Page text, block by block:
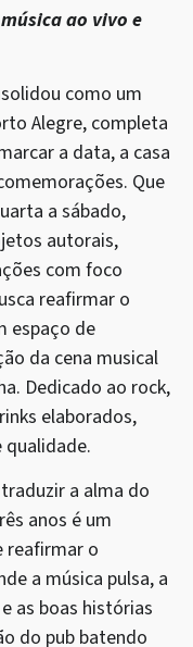
ao vivo e
como um
Alegre, completa
a data, a casa
Que
a sábado,
autorais,
com foco
reafirmar o
espaço de
da cena musical
Dedicado ao rock,
elaborados,
qualidade.
a alma do
anos é um
reafirmar o
a música pulsa, a
as boas histórias
do pub batendo